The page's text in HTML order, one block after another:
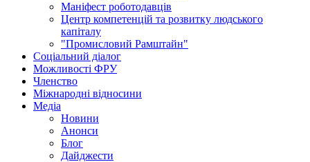
Маніфест роботодавців
Центр компетенцій та розвитку людського
капіталу
"Промисловий Рамштайн"
Соціальний діалог
Можливості ФРУ
Членство
Міжнародні відносини
Медіа
Новини
Анонси
Блог
Дайджести